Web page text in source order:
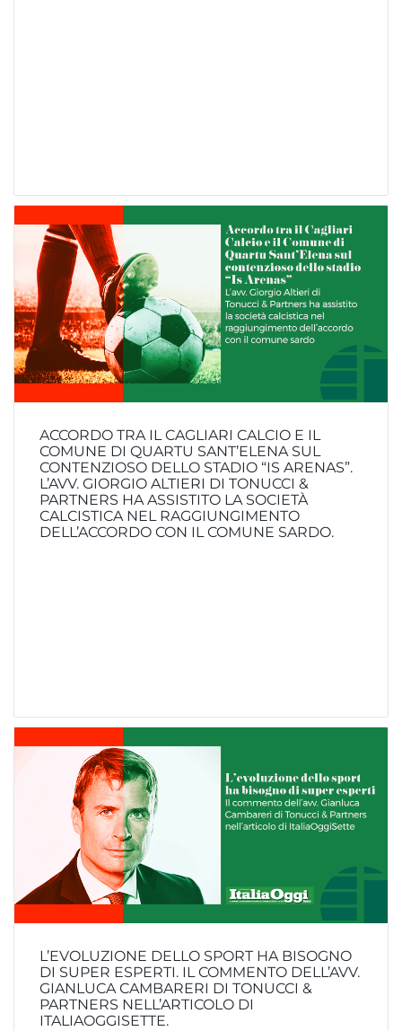
ACCORDO TRA IL CAGLIARI CALCIO E IL
COMUNE DI QUARTU SANT’ELENA SUL
CONTENZIOSO DELLO STADIO “IS ARENAS”.
L’AVV. GIORGIO ALTIERI DI TONUCCI &
PARTNERS HA ASSISTITO LA SOCIETÀ
CALCISTICA NEL RAGGIUNGIMENTO
DELL’ACCORDO CON IL COMUNE SARDO.
L’EVOLUZIONE DELLO SPORT HA BISOGNO
DI SUPER ESPERTI. IL COMMENTO DELL’AVV.
GIANLUCA CAMBARERI DI TONUCCI &
PARTNERS NELL’ARTICOLO DI
ITALIAOGGISETTE.